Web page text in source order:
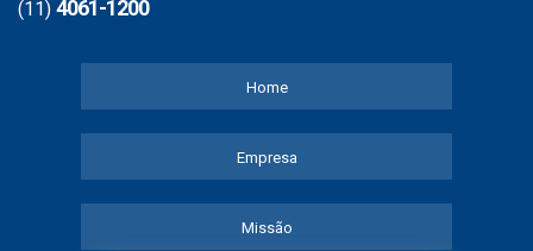
(11) 4061-1200
Home
Empresa
Missão